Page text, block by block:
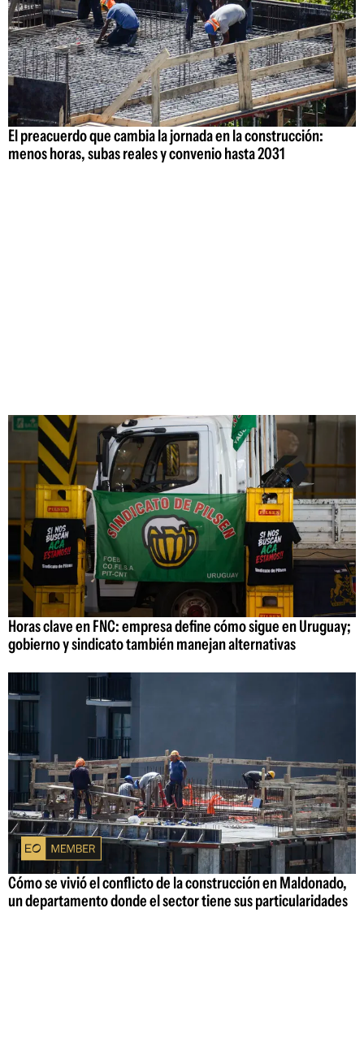
El preacuerdo que cambia la jornada en la construcción:
menos horas, subas reales y convenio hasta 2031
Horas clave en FNC: empresa define cómo sigue en Uruguay;
gobierno y sindicato también manejan alternativas
Cómo se vivió el conflicto de la construcción en Maldonado,
un departamento donde el sector tiene sus particularidades